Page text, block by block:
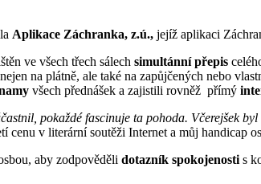
Aplikace Záchranka, z.ú., jejíž aplikaci
ve všech třech sálech simultánní přepis
na plátně, ale také na zapůjčených nebo
všech přednášek a zajistili rovněž přímý
pokaždé fascinuje ta pohoda. Včerejšek
v literární soutěži Internet a můj handicap
aby zodpověděli dotazník spokojenosti s